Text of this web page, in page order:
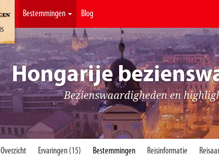
Bestemmingen Blog
Hongarije
Bezienswaardigheden en
Overzicht Ervaringen (15) Bestemmingen Reisinformatie